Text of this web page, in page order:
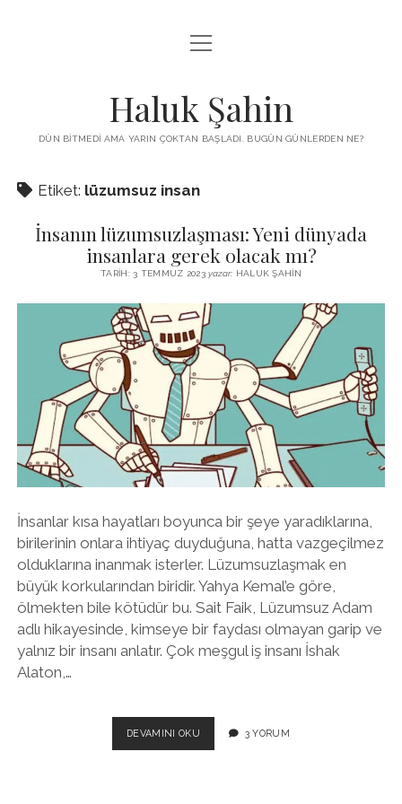
KUTUP YILDIZI
MENDIREK YAZILARI
ADA
İYI YAŞAM VE MUTLULUK ÜZERINE
BABIALI’DE CINAYET
BIZ KIMIZ?
DERS NOTLARI – LECTURE NOTES
MED 532 SPRING ‘25
YAZMADAN EDEMEDIM
HABERLER / NEWS
twitterfacebookinstagram
menüyü
aç
Haluk Şahin
DÜN BITMEDI AMA YARIN ÇOKTAN BAŞLADI. BUGÜN GÜNLERDEN NE?
Etiket: lüzumsuz insan
İnsanın lüzumsuzlaşması: Yeni dünyada
insanlara gerek olacak mı?
TARIH: 3 TEMMUZ 2023yazar: HALUK ŞAHIN
İnsanlar kısa hayatları boyunca bir şeye yaradıklarına,
birilerinin onlara ihtiyaç duyduğuna, hatta vazgeçilmez
olduklarına inanmak isterler. Lüzumsuzlaşmak en
büyük korkularından biridir. Yahya Kemal’e göre,
ölmekten bile kötüdür bu. Sait Faik, Lüzumsuz Adam
adlı hikayesinde, kimseye bir faydası olmayan garip ve
yalnız bir insanı anlatır. Çok meşgul iş insanı İshak
Alaton,…
DEVAMINI OKUİNSANIN
LÜZUMSUZLAŞMASI:
3 YORUM